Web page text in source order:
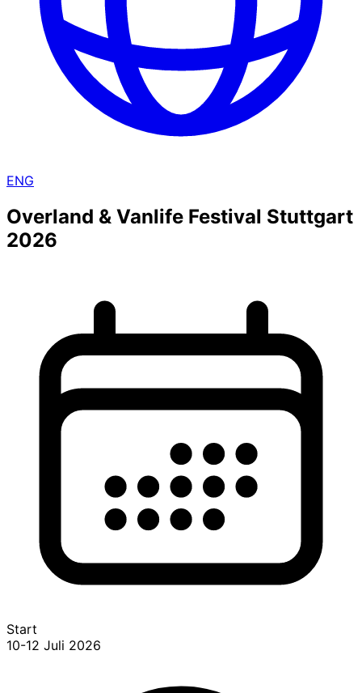
ENG
Overland & Vanlife Festival Stuttgart
2026
Start
10-12 Juli 2026